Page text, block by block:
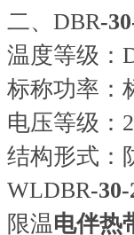
二、DBR-
温度等级：
标称功率：
电压等级：
结构形式：
WLDBR-30-
限温电伴热